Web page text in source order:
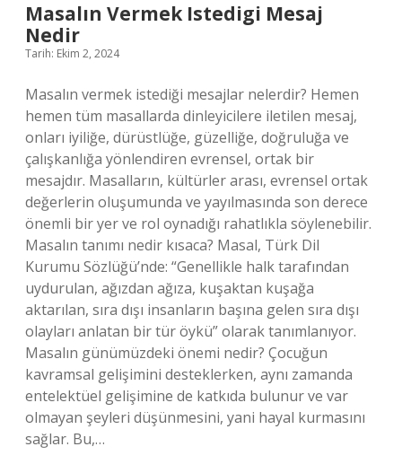
Masalın Vermek Istedigi Mesaj
Nedir
Tarih: Ekim 2, 2024
Masalın vermek istediği mesajlar nelerdir? Hemen
hemen tüm masallarda dinleyicilere iletilen mesaj,
onları iyiliğe, dürüstlüğe, güzelliğe, doğruluğa ve
çalışkanlığa yönlendiren evrensel, ortak bir
mesajdır. Masalların, kültürler arası, evrensel ortak
değerlerin oluşumunda ve yayılmasında son derece
önemli bir yer ve rol oynadığı rahatlıkla söylenebilir.
Masalın tanımı nedir kısaca? Masal, Türk Dil
Kurumu Sözlüğü’nde: “Genellikle halk tarafından
uydurulan, ağızdan ağıza, kuşaktan kuşağa
aktarılan, sıra dışı insanların başına gelen sıra dışı
olayları anlatan bir tür öykü” olarak tanımlanıyor.
Masalın günümüzdeki önemi nedir? Çocuğun
kavramsal gelişimini desteklerken, aynı zamanda
entelektüel gelişimine de katkıda bulunur ve var
olmayan şeyleri düşünmesini, yani hayal kurmasını
sağlar. Bu,…